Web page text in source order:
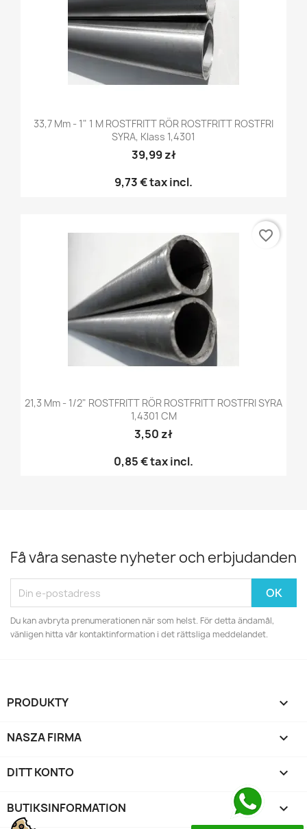
33,7 Mm - 1" 1 M ROSTFRITT RÖR ROSTFRITT ROSTFRI
SYRA, Klass 1,4301
39,99 zł
9,73 €tax incl.
21,3 Mm - 1/2" ROSTFRITT RÖR ROSTFRITT ROSTFRI SYRA
1,4301 CM
3,50 zł
0,85 €tax incl.
favorite_border
Få våra senaste nyheter och erbjudanden
Du kan avbryta prenumerationen när som helst. För detta ändamål,
vänligen hitta vår kontaktinformation i det rättsliga meddelandet.
PRODUKTY 
NASZA FIRMA 
DITT KONTO 
BUTIKSINFORMATION keyboard_arrow_down